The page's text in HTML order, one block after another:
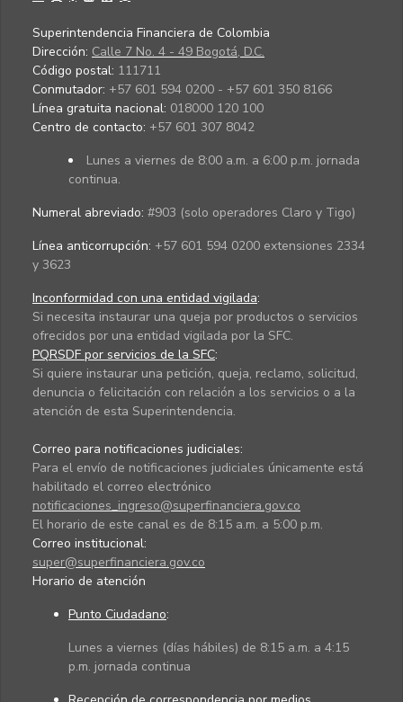
Superintendencia Financiera de Colombia
Dirección: Calle 7 No. 4 - 49 Bogotá, D.C.
Código postal: 111711
Conmutador: +57 601 594 0200 - +57 601 350 8166
Línea gratuita nacional: 018000 120 100
Centro de contacto: +57 601 307 8042
Lunes a viernes de 8:00 a.m. a 6:00 p.m. jornada
continua.
Numeral abreviado: #903 (solo operadores Claro y Tigo)
Línea anticorrupción: +57 601 594 0200 extensiones 2334
y 3623
Inconformidad con una entidad vigilada:
Si necesita instaurar una queja por productos o servicios
ofrecidos por una entidad vigilada por la SFC.
PQRSDF por servicios de la SFC:
Si quiere instaurar una petición, queja, reclamo, solicitud,
denuncia o felicitación con relación a los servicios o a la
atención de esta Superintendencia.
Correo para notificaciones judiciales:
Para el envío de notificaciones judiciales únicamente está
habilitado el correo electrónico
notificaciones_ingreso@superfinanciera.gov.co
El horario de este canal es de 8:15 a.m. a 5:00 p.m.
Correo institucional:
super@superfinanciera.gov.co
Horario de atención
Punto Ciudadano:
Lunes a viernes (días hábiles) de 8:15 a.m. a 4:15
p.m. jornada continua